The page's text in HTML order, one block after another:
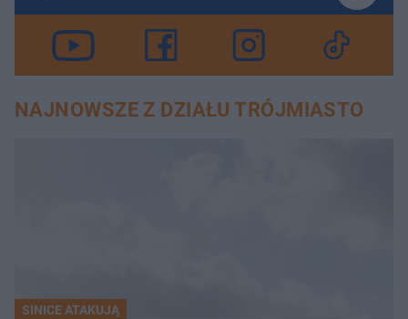
NAJNOWSZE Z DZIAŁU TRÓJMIASTO
SINICE ATAKUJĄ